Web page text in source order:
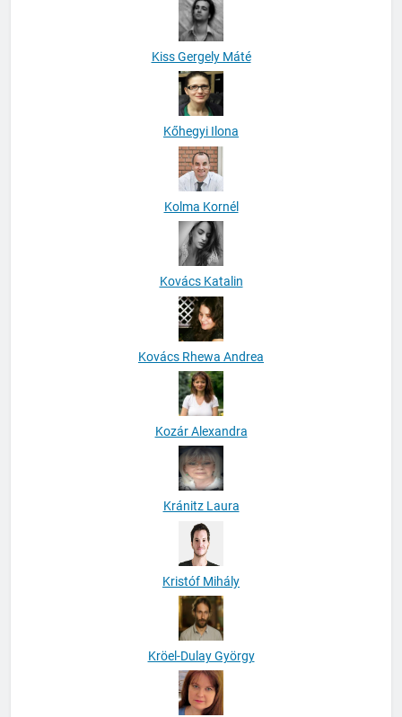
Kiss Gergely Máté
Kőhegyi Ilona
Kolma Kornél
Kovács Katalin
Kovács Rhewa Andrea
Kozár Alexandra
Kránitz Laura
Kristóf Mihály
Kröel-Dulay György